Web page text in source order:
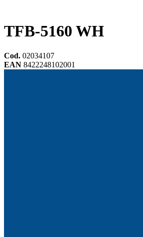
TFB-5160 WH
Cod. 02034107
EAN 8422248102001